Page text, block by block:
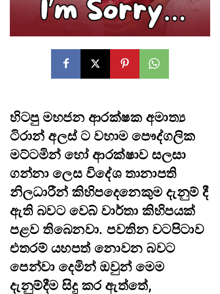
හිටපු මහජන ආරක්ෂක අමාත්‍ය
ටිරාන් අලස් ට වහාම පෞද්ගලික
මට්ටමින් හෝ ආරක්ෂාව සලසා
ගන්නා ලෙස විදේශ තානාපති
නිලධාරීන් කිහිපදෙනෙකුම දැනුම් දී
ඇති බවට වෙබ් වාර්තා කිහිපයක්
පළව තිබෙනවා. පවතින වටපිටාව
එතරම් යහපත් නොවන බවට
පෙන්වා දෙමින් ඔවුන් මෙම
දැනුම්දීම සිදු කර ඇත්තේ,